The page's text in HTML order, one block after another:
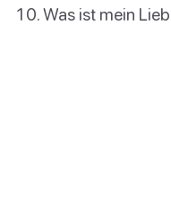
Was ist mein